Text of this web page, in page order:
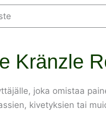
Kränzle
joka omistaa
kivetyksien tai